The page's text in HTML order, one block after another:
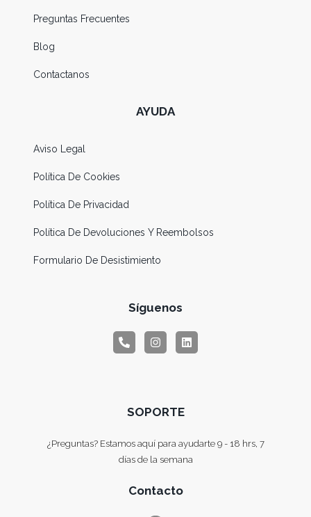
Preguntas Frecuentes
Blog
Contactanos
AYUDA
Aviso Legal
Política De Cookies
Política De Privacidad
Política De Devoluciones Y Reembolsos
Formulario De Desistimiento
Síguenos
SOPORTE
¿Preguntas? Estamos aquí para ayudarte 9 - 18 hrs, 7
días de la semana
Contacto